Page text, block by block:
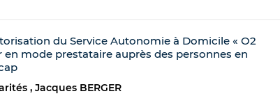
du Service Autonomie à Domicile « O2
en mode prestataire auprès des personnes en
Jacques BERGER